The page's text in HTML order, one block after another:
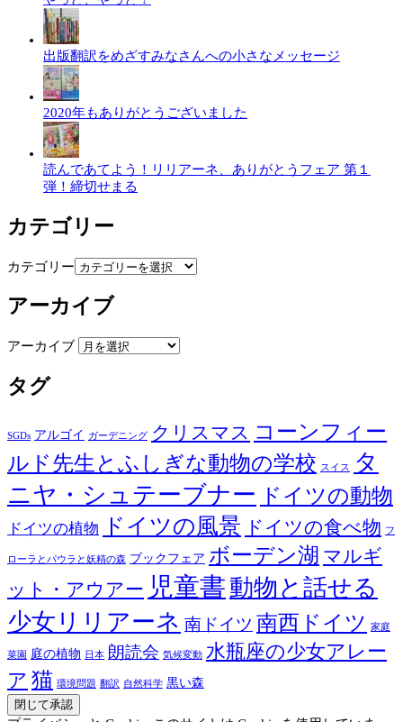
出版翻訳をめざすみなさんへの小さなメッセージ
2020年もありがとうございました
読んであてよう！リリアーネ、ありがとうフェア 第１
弾！締切せまる
カテゴリー
カテゴリー
アーカイブ
アーカイブ
タグ
SGDs アルゴイ ガーデニング クリスマス コーンフィー
ルド先生とふしぎな動物の学校 スイス
タ
ニヤ・シュテーブナー ドイツの動物
ドイツの植物 ドイツの風景 ドイツの食べ物 フ
ローラとパウラと妖精の森 ブックフェア ボーデン湖 マルギ
ット・アウアー 児童書 動物と話せる
少女リリアーネ 南ドイツ 南西ドイツ 家庭
菜園 庭の植物 日本 朗読会 気候変動 水瓶座の少女アレー
ア 猫 環境問題 翻訳 自然科学 黒い森